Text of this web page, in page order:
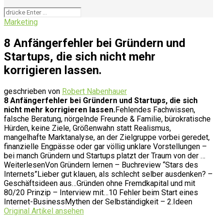
Marketing
8 Anfängerfehler bei Gründern und
Startups, die sich nicht mehr
korrigieren lassen.
geschrieben von Robert Nabenhauer
8 Anfängerfehler bei Gründern und Startups, die sich
nicht mehr korrigieren lassen.Fehlendes Fachwissen,
falsche Beratung, nörgelnde Freunde & Familie, bürokratische
Hürden, keine Ziele, Größenwahn statt Realismus,
mangelhafte Marktanalyse, an der Zielgruppe vorbei geredet,
finanzielle Engpässe oder gar völlig unklare Vorstellungen –
bei manch Gründern und Startups platzt der Traum von der …
WeiterlesenVon Gründern lernen – Buchreview “Stars des
Internets”Lieber gut klauen, als schlecht selber ausdenken? –
Geschäftsideen aus…Gründen ohne Fremdkapital und mit
80/20 Prinzip – Interview mit…10 Fehler beim Start eines
Internet-BusinessMythen der Selbständigkeit – 2.Ideen
Original Artikel ansehen